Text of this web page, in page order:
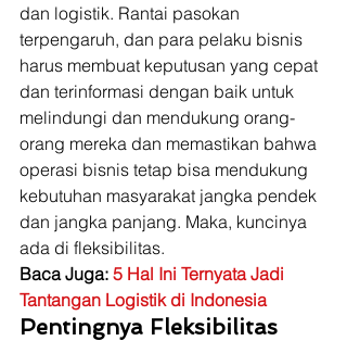
dan logistik. Rantai pasokan
terpengaruh, dan para pelaku bisnis
harus membuat keputusan yang cepat
dan terinformasi dengan baik untuk
melindungi dan mendukung orang-
orang mereka dan memastikan bahwa
operasi bisnis tetap bisa mendukung
kebutuhan masyarakat jangka pendek
dan jangka panjang. Maka, kuncinya
ada di fleksibilitas.
Baca Juga: 5 Hal Ini Ternyata Jadi
Tantangan Logistik di Indonesia
Pentingnya Fleksibilitas